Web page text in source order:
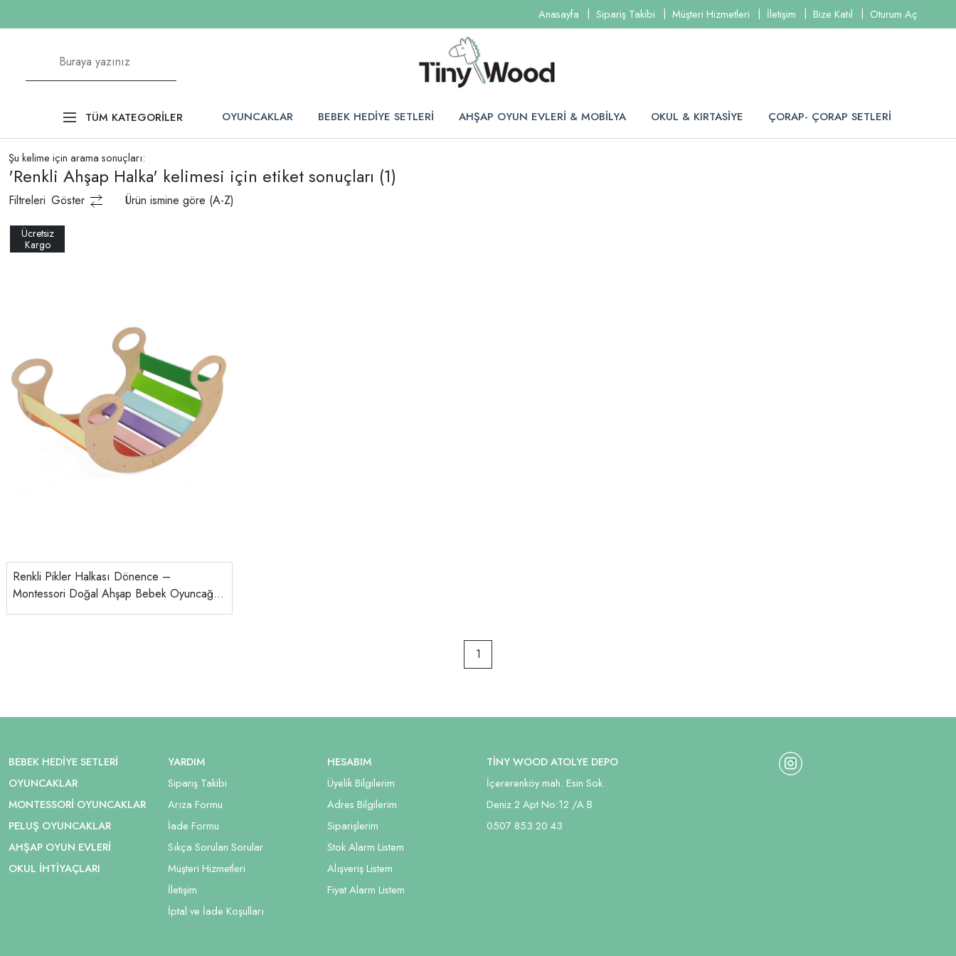
Anasayfa Sipariş Takibi Müşteri Hizmetleri İletişim Bize Katıl Oturum Aç
TÜM KATEGORİLER OYUNCAKLAR BEBEK HEDİYE SETLERİ AHŞAP OYUN EVLERİ & MOBİLYA OKUL & KIRTASİYE ÇORAP- ÇORAP SETLERİ
Şu kelime için arama sonuçları:
'Renkli Ahşap Halka' kelimesi için etiket sonuçları (1)
Filtreleri Göster Ürün ismine göre (A-Z)
Renkli Pikler Halkası Dönence –
Montessori Doğal Ahşap Bebek Oyuncağı |
Naturel El Yapımı Gelişim Dönencesi
1
BEBEK HEDIYE SETLERI
OYUNCAKLAR
MONTESSORI OYUNCAKLAR
PELUŞ OYUNCAKLAR
AHŞAP OYUN EVLERI
OKUL İHTIYAÇLARI
YARDIM
Sipariş Takibi
Arıza Formu
İade Formu
Sıkça Sorulan Sorular
Müşteri Hizmetleri
İletişim
İptal ve İade Koşulları
HESABIM
Üyelik Bilgilerim
Adres Bilgilerim
Siparişlerim
Stok Alarm Listem
Alışveriş Listem
Fiyat Alarm Listem
TİNY WOOD ATOLYE DEPO
İçererenköy mah. Esin Sok.
Deniz 2 Apt No:12 /A B
0507 853 20 43